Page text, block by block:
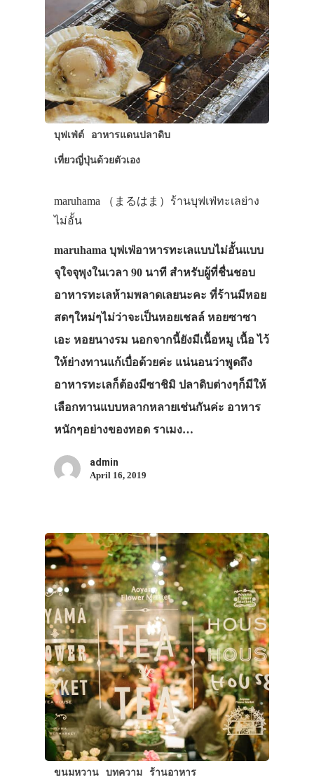
บุฟเฟ่ต์ อาหารแดนปลาดิบ
เที่ยวญี่ปุ่นด้วยตัวเอง
maruhama （まるはま）ร้านบุฟเฟ่ทะเลย่าง
ไม่อั้น
maruhama บุฟเฟ่อาหารทะเลแบบไม่อั้นแบบ
จุใจจุพุงในเวลา 90 นาที สำหรับผู้ที่ชื่นชอบ
อาหารทะเลห้ามพลาดเลยนะคะ ที่ร้านมีหอย
สดๆใหม่ๆไม่ว่าจะเป็นหอยเชลล์ หอยซาซา
เอะ หอยนางรม นอกจากนี้ยังมีเนื้อหมู เนื้อ ไว้
ให้ย่างทานแก้เบื่อด้วยค่ะ แน่นอนว่าพูดถึง
อาหารทะเลก็ต้องมีซาชิมิ ปลาดิบต่างๆก็มีให้
เลือกทานแบบหลากหลายเช่นกันค่ะ อาหาร
หนักๆอย่างของทอด ราเมง…
admin
April 16, 2019
ขนมหวาน บทความ ร้านอาหาร
ประเทศญี่ปุ่น
เที่ยวญี่ปุ่นด้ว
เอง
รถบัส
เดินทาง
ทัวร์